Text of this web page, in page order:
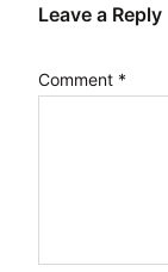
Leave a Reply
Comment *